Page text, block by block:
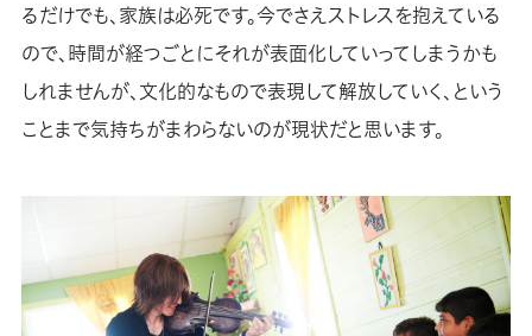
るだけでも、家族は必死です。今でさえストレスを抱えている
ので、時間が経つごとにそれが表面化していってしまうかも
しれませんが、文化的なもので表現して解放していく、という
ことまで気持ちがまわらないのが現状だと思います。